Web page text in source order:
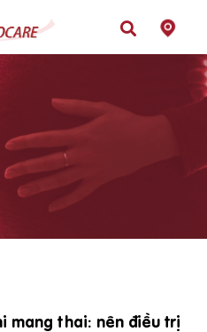
mang thai: nên điều trị